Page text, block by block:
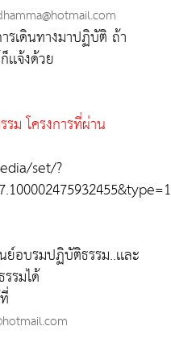
รเดินทางมาปฏิบัติ ถ้า
เจ้งด้วย
ม โครงการที่ผ่าน
set/?
ย์อบรมปฏิบัติธรรม..เเละ
รมได้